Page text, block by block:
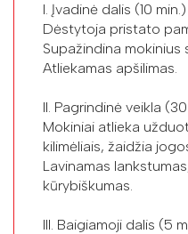
I. Įvadinė dalis (10 min.)
Dėstytoja pristato
Supažindina
Atliekamas apšilimas.
II. Pagrindinė veikla
Mokiniai atlieka
kilimėliais, žaidžia
Lavinamas
kūrybiškumas.
III. Baigiamoji dalis (5